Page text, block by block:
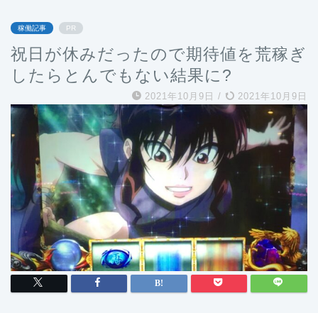
稼働記事 PR
祝日が休みだったので期待値を荒稼ぎ
したらとんでもない結果に?
2021年10月9日 / 2021年10月9日